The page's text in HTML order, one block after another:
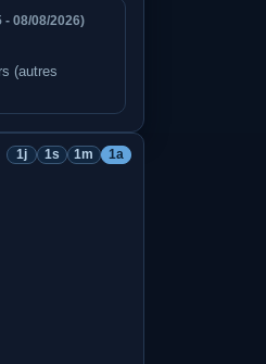
- 08/08/2026)
(autres
1j 1s 1m 1a